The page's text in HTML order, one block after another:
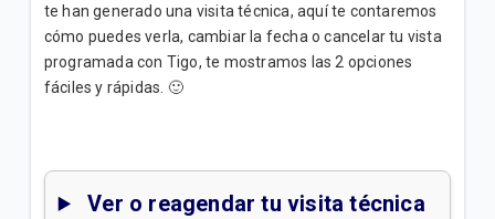
Transacciones Tigo Money en nuestras Tigo Stores
| General
te han generado una visita técnica, aquí te contaremos
cómo puedes verla, cambiar la fecha o cancelar tu vista
programada con Tigo, te mostramos las 2 opciones
fáciles y rápidas. 🙂
Ver o reagendar tu visita técnica